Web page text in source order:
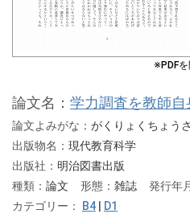
※PDFを
論文名： 学力調査を教師自
論文よみがな： がくりょくちょう
出版物名： 現代教育科学
出版社： 明治図書出版
種類： 論文 形態： 雑誌 発行年
カテゴリー：
B4
D1